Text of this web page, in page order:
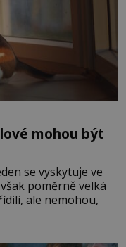
mohou být
se vyskytuje ve
poměrně velká
ale nemohou,